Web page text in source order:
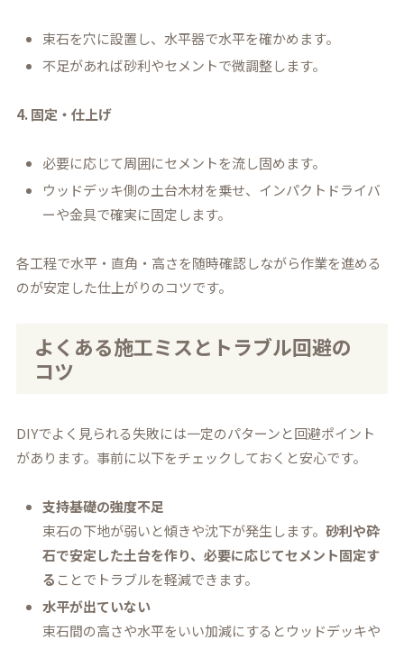
束石を穴に設置し、水平器で水平を確かめます。
不足があれば砂利やセメントで微調整します。
4. 固定・仕上げ
必要に応じて周囲にセメントを流し固めます。
ウッドデッキ側の土台木材を乗せ、インパクトドライバ
ーや金具で確実に固定します。
各工程で水平・直角・高さを随時確認しながら作業を進める
のが安定した仕上がりのコツです。
よくある施工ミスとトラブル回避の
コツ
DIYでよく見られる失敗には一定のパターンと回避ポイント
があります。事前に以下をチェックしておくと安心です。
支持基礎の強度不足
束石の下地が弱いと傾きや沈下が発生します。砂利や砕
石で安定した土台を作り、必要に応じてセメント固定す
る ことでトラブルを軽減できます。
水平が出ていない
束石間の高さや水平をいい加減にするとウッドデッキや